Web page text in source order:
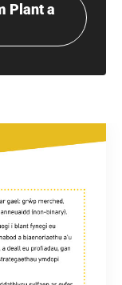
Plant a